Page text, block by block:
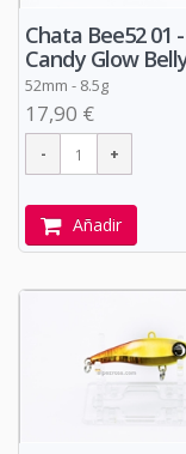
Chata Bee52 01
Candy Glow
52mm - 8.5g
17,90 €
Añadir